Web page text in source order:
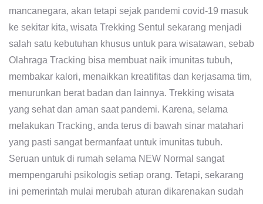
mancanegara, akan tetapi sejak pandemi covid-19 masuk
ke sekitar kita, wisata Trekking Sentul sekarang menjadi
salah satu kebutuhan khusus untuk para wisatawan, sebab
Olahraga Tracking bisa membuat naik imunitas tubuh,
membakar kalori, menaikkan kreatifitas dan kerjasama tim,
menurunkan berat badan dan lainnya. Trekking wisata
yang sehat dan aman saat pandemi. Karena, selama
melakukan Tracking, anda terus di bawah sinar matahari
yang pasti sangat bermanfaat untuk imunitas tubuh.
Seruan untuk di rumah selama NEW Normal sangat
mempengaruhi psikologis setiap orang. Tetapi, sekarang
ini pemerintah mulai merubah aturan dikarenakan sudah